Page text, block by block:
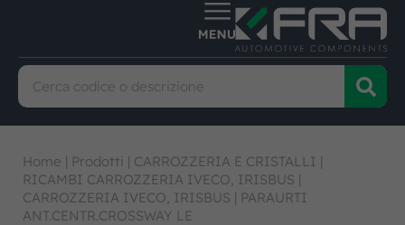
Home | Prodotti | CARROZZERIA E CRISTALLI |
RICAMBI CARROZZERIA IVECO, IRISBUS |
CARROZZERIA IVECO, IRISBUS | PARAURTI
ANT.CENTR.CROSSWAY LE